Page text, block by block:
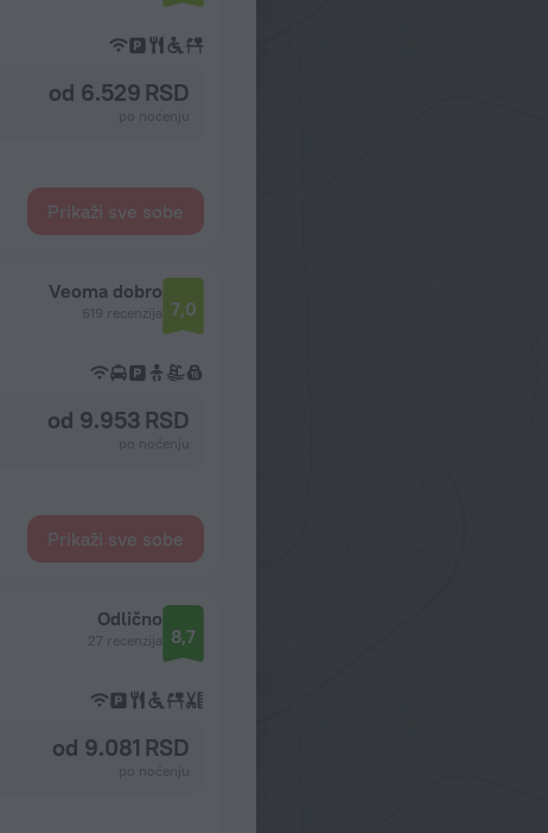
od 6.529 RSD
Prikaži sve sobe
Veoma dobro
619 recenzija 7,0
od 9.953 RSD
Prikaži sve sobe
Odlično
27 recenzija 8,7
od 9.081 RSD